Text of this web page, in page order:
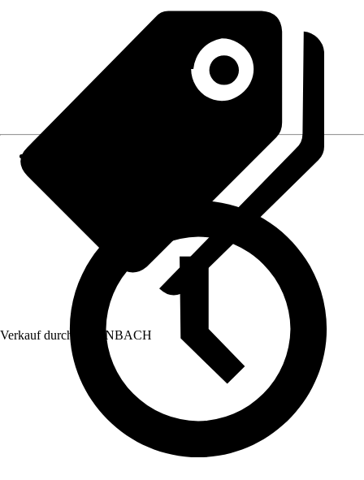
Verkauf durch: HORNBACH